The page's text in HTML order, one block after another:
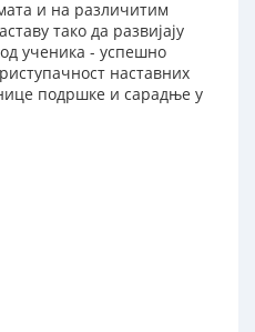
и на различитим
тако да развијају
ученика - успешно
наставних
подршке и сарадње у